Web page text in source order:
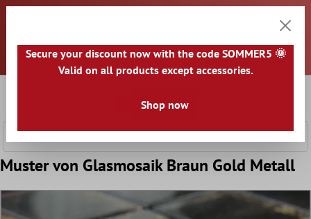
Sehr geehrte Kunden, alle Preise sind ohne Mehrwertsteuer
sind bei Erhalt der Ware von Ihnen zu tragen. Alle Waren
werden aus DEUTSCHLAND versendet.
Muster von Glasmosaik Braun Gold Metall
Secure your discount now with the code SOMMER5 🌞
Valid on all products except accessories.
Shop now